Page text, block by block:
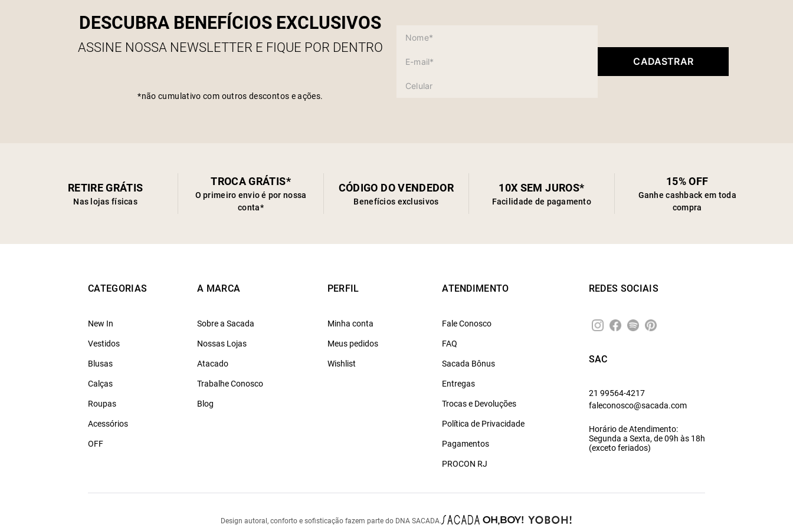
DESCUBRA BENEFÍCIOS EXCLUSIVOS
ASSINE NOSSA NEWSLETTER E FIQUE POR DENTRO
*não cumulativo com outros descontos e ações.
CADASTRAR
RETIRE GRÁTIS
Nas lojas físicas
TROCA GRÁTIS*
O primeiro envio é por nossa
conta*
CÓDIGO DO VENDEDOR
Benefícios exclusivos
10X SEM JUROS*
Facilidade de pagamento
15% OFF
Ganhe cashback em toda
compra
CATEGORIAS
New In
Vestidos
Blusas
Calças
Roupas
Acessórios
OFF
A MARCA
Sobre a Sacada
Nossas Lojas
Atacado
Trabalhe Conosco
Blog
PERFIL
Minha conta
Meus pedidos
Wishlist
ATENDIMENTO
Fale Conosco
FAQ
Sacada Bônus
Entregas
Trocas e Devoluções
Política de Privacidade
Pagamentos
PROCON RJ
REDES SOCIAIS
SAC
21 99564-4217
faleconosco@sacada.com
Horário de Atendimento:
Segunda a Sexta, de 09h às 18h
(exceto feriados)
Design autoral, conforto e sofisticação fazem parte do DNA SACADA.